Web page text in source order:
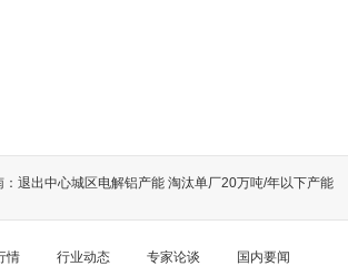
：退出中心城区电解铝产能 淘汰单厂20万吨/年以下产能
情 行业动态 专家论谈 国内要闻